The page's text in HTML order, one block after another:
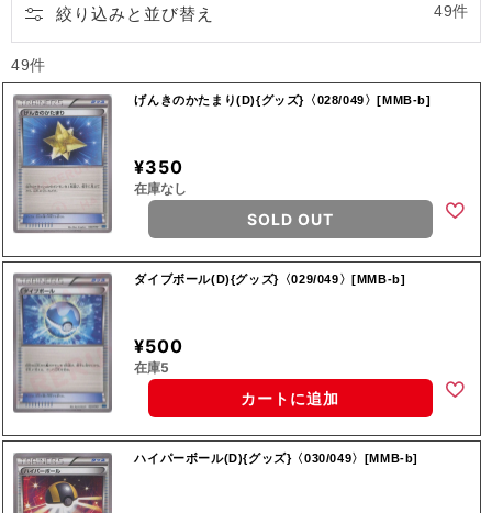
絞り込みと並び替え 49件
49件
げんきのかたまり(D){グッズ}〈028/049〉[MMB-b]
¥350
在庫なし
SOLD OUT
ダイブボール(D){グッズ}〈029/049〉[MMB-b]
¥500
在庫5
カートに追加
ハイパーボール(D){グッズ}〈030/049〉[MMB-b]